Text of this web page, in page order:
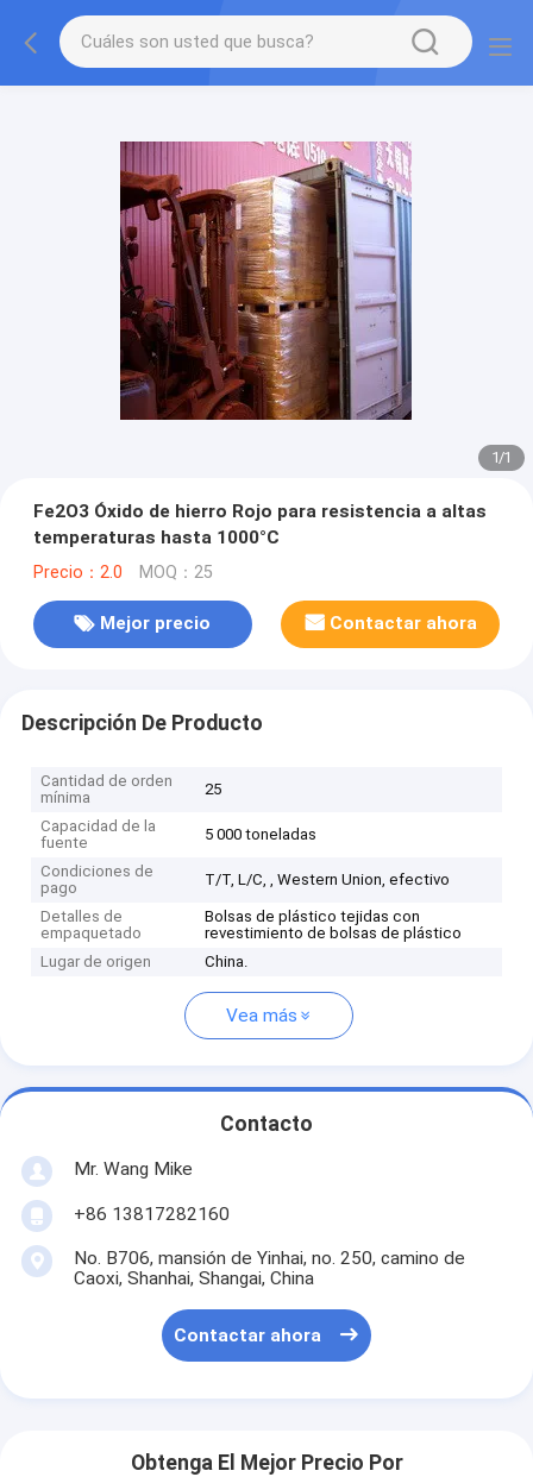
1/1
Fe2O3 Óxido de hierro Rojo para resistencia a altas
temperaturas hasta 1000°C
Precio：2.0 MOQ：25
Mejor precio Contactar ahora
Descripción De Producto
Cantidad de orden
mínima
25
Capacidad de la
fuente
5 000 toneladas
Condiciones de
pago
T/T, L/C, , Western Union, efectivo
Detalles de
empaquetado
Bolsas de plástico tejidas con
revestimiento de bolsas de plástico
Lugar de origen
China.
Vea más
Contacto
Mr. Wang Mike
+86 13817282160
No. B706, mansión de Yinhai, no. 250, camino de
Caoxi, Shanhai, Shangai, China
Contactar ahora
Obtenga El Mejor Precio Por